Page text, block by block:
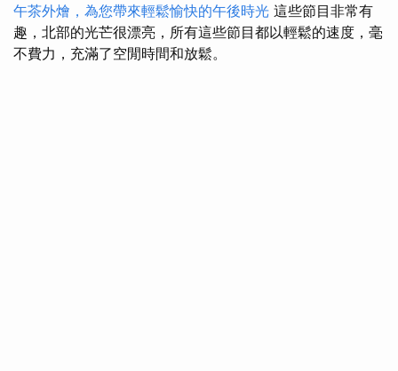
午茶外燴，為您帶來輕鬆愉快的午後時光 這些節目非常有
趣，北部的光芒很漂亮，所有這些節目都以輕鬆的速度，毫
不費力，充滿了空閒時間和放鬆。